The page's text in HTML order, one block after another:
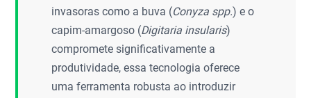
invasoras como a buva (Conyza spp.) e o
capim-amargoso (Digitaria insularis)
compromete significativamente a
produtividade, essa tecnologia oferece
uma ferramenta robusta ao introduzir